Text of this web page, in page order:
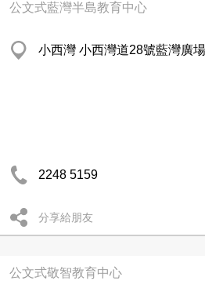
公文式藍灣半島教育中心
小西灣 小西灣道28號藍灣廣
2248 5159
分享給朋友
公文式敬智教育中心